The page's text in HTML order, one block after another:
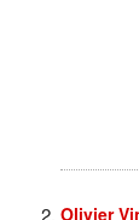
Olivier